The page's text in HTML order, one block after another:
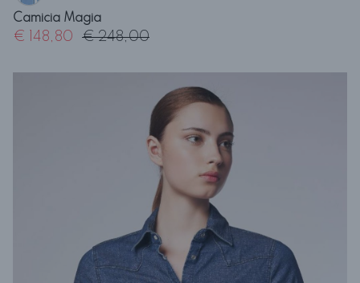
Camicia Magia
€ 148,80 € 248,00